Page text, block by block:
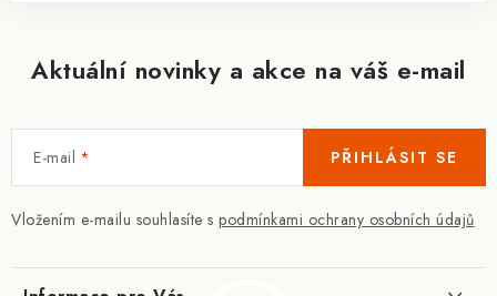
Aktuální novinky a akce na váš e-mail
E-mail
Vložením e-mailu souhlasíte s podmínkami ochrany osobních údajů
PŘIHLÁSIT SE